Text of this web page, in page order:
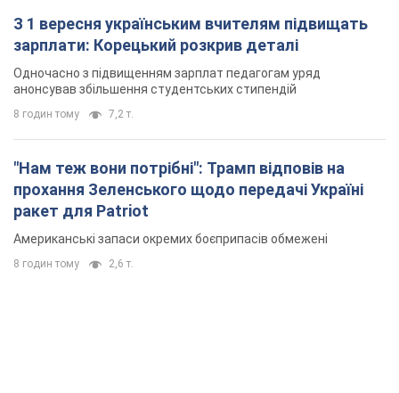
З 1 вересня українським вчителям підвищать
зарплати: Корецький розкрив деталі
Одночасно з підвищенням зарплат педагогам уряд
анонсував збільшення студентських стипендій
8 годин тому 7,2 т.
"Нам теж вони потрібні": Трамп відповів на
прохання Зеленського щодо передачі Україні
ракет для Patriot
Американські запаси окремих боєприпасів обмежені
8 годин тому 2,6 т.